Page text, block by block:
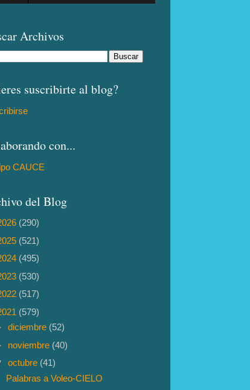
Archivos
suscribirte al blog?
con...
CAUCE
del Blog
(290)
(521)
(495)
(530)
(517)
(579)
diciembre (52)
noviembre (40)
octubre (41)
Palabras a Voleo-CIELO